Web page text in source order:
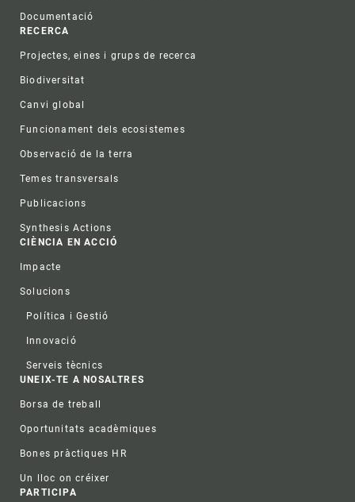
Documentació
RECERCA
Projectes, eines i grups de recerca
Biodiversitat
Canvi global
Funcionament dels ecosistemes
Observació de la terra
Temes transversals
Publicacions
Synthesis Actions
CIÈNCIA EN ACCIÓ
Impacte
Solucions
Política i Gestió
Innovació
Serveis tècnics
UNEIX-TE A NOSALTRES
Borsa de treball
Oportunitats acadèmiques
Bones pràctiques HR
Un lloc on créixer
PARTICIPA